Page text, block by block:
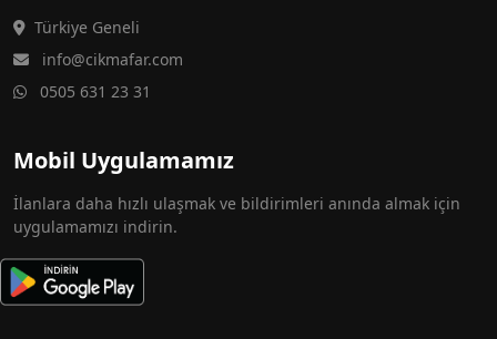
Türkiye Geneli
info@cikmafar.com
0505 631 23 31
Mobil Uygulamamız
İlanlara daha hızlı ulaşmak ve bildirimleri anında almak için
uygulamamızı indirin.